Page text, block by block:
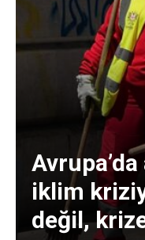
Avrupa’da
iklim
değil,